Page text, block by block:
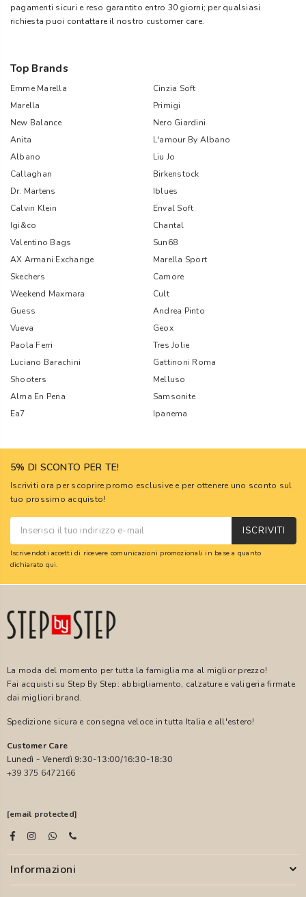
pagamenti sicuri e reso garantito entro 30 giorni; per qualsiasi
richiesta puoi contattare il nostro customer care.
Top Brands
Emme Marella
Cinzia Soft
Marella
Primigi
New Balance
Nero Giardini
Anita
L'amour By Albano
Albano
Liu Jo
Callaghan
Birkenstock
Dr. Martens
Iblues
Calvin Klein
Enval Soft
Igi&co
Chantal
Valentino Bags
Sun68
AX Armani Exchange
Marella Sport
Skechers
Camore
Weekend Maxmara
Cult
Guess
Andrea Pinto
Vueva
Geox
Paola Ferri
Tres Jolie
Luciano Barachini
Gattinoni Roma
Shooters
Melluso
Alma En Pena
Samsonite
Ea7
Ipanema
5% DI SCONTO PER TE!
Iscriviti ora per scoprire promo esclusive e per ottenere uno sconto sul
tuo prossimo acquisto!
ISCRIVITI
Iscrivendoti accetti di ricevere comunicazioni promozionali in base a quanto
dichiarato qui.
La moda del momento per tutta la famiglia ma al miglior prezzo!
Fai acquisti su Step By Step: abbigliamento, calzature e valigeria firmate
dai migliori brand.
Spedizione sicura e consegna veloce in tutta Italia e all'estero!
Customer Care
Lunedì - Venerdì 9:30-13:00/16:30-18:30
+39 375 6472166
[email protected]
Informazioni